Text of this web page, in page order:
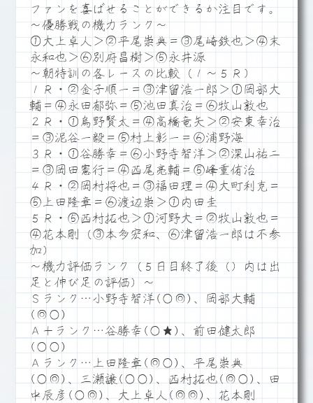
ファンを喜ばせることができるか注目です。
～優勝戦の機力ランク～
①大上卓人＞②平尾崇典＝③尾崎鉄也＞④末
永和也＞⑥別府昌樹＞⑤永井源
～朝特訓の各レースの比較（１～５Ｒ）
１Ｒ・②金子順一＝③津留浩一郎＞①岡部大
輔＝④永田郁弥＝⑤池田真治＝⑥牧山敦也
２Ｒ・①烏野賢太＝④高橋竜矢＞②安東幸治
＝③泥谷一毅＝⑤村上彰一＝⑥浦野海
３Ｒ・①谷勝幸＝⑥小野寺智洋＞②深山祐二
＝③岡田憲行＝④西尾亮輔＝⑤峰重侑治
４Ｒ・②岡村将也＝③福田理＝④大町利克＝
⑤上田隆章＝⑥渡辺崇＞①内田圭
５Ｒ・⑤西村拓也＞①河野大＝②牧山敦也＝
④花本剛（③本多宏和、⑥津留浩一郎は不参
加）
～機力評価ランク（５日目終了後（）内は出
足と伸び足の評価）～
Ｓランク…小野寺智洋(○◎)、岡部大輔
(◎○)
Ａ＋ランク…谷勝幸(○★)、前田健太郎
(○○)
Ａランク…上田隆章(◎○)、平尾崇典
(○◎)、三瀬譲(○○)、西村拓也(◎○)、田
中辰彦(○◎)、大上卓人(◎◎)、花本剛